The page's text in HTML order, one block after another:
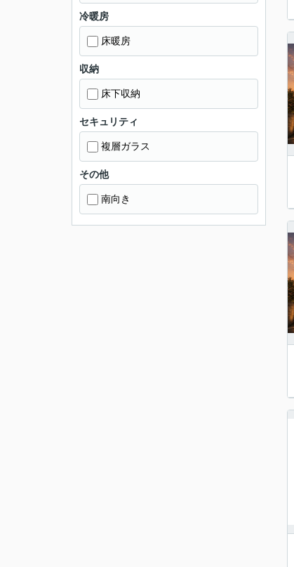
冷暖房
床暖房
収納
床下収納
セキュリティ
複層ガラス
その他
南向き